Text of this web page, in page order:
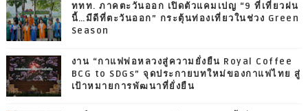
ททท. ภาคตะวันออก เปิดตัวแคมเปญ “9 ที่เที่ยวฝน
นี้…มีดีที่ตะวันออก” กระตุ้นท่องเที่ยวในช่วง Green
Season
งาน “กาแฟพ่อหลวงสู่ความยั่งยืน Royal Coffee
BCG to SDGs” จุดประกายบทใหม่ของกาแฟไทย สู่
เป้าหมายการพัฒนาที่ยั่งยืน